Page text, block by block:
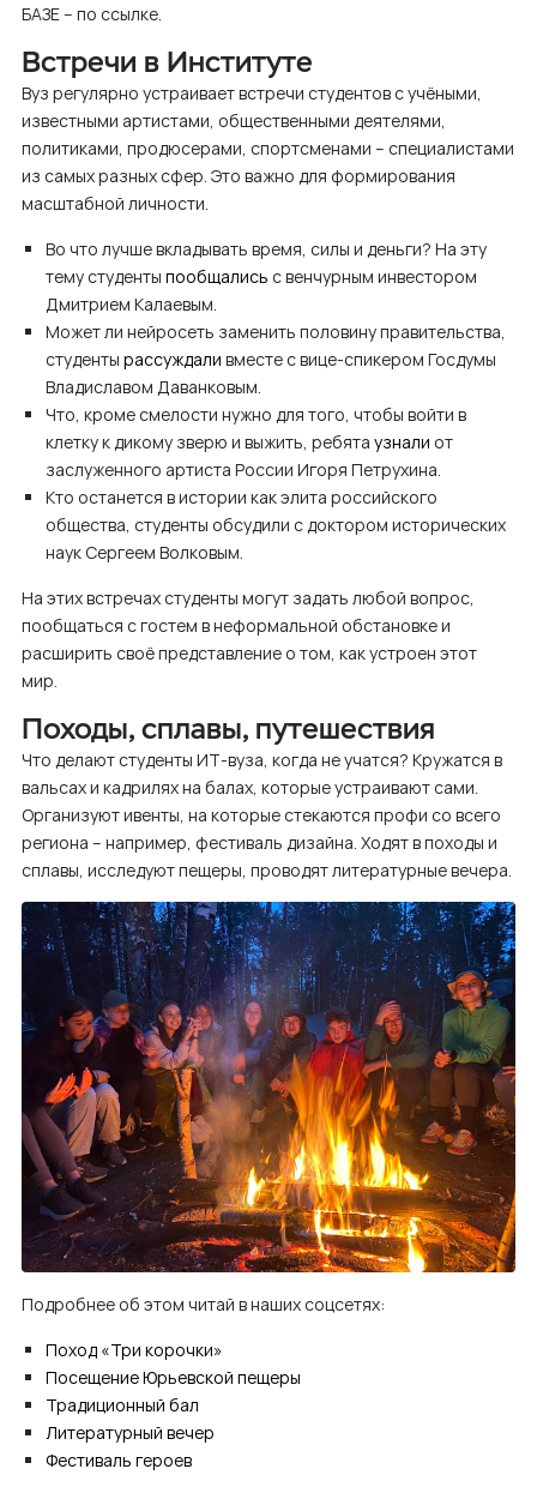
БАЗЕ – по ссылке.
Встречи в Институте
Вуз регулярно устраивает встречи студентов с учёными,
известными артистами, общественными деятелями,
политиками, продюсерами, спортсменами – специалистами
из самых разных сфер. Это важно для формирования
масштабной личности.
Во что лучше вкладывать время, силы и деньги? На эту
тему студенты пообщались с венчурным инвестором
Дмитрием Калаевым.
Может ли нейросеть заменить половину правительства,
студенты рассуждали вместе с вице-спикером Госдумы
Владиславом Даванковым.
Что, кроме смелости нужно для того, чтобы войти в
клетку к дикому зверю и выжить, ребята узнали от
заслуженного артиста России Игоря Петрухина.
Кто останется в истории как элита российского
общества, студенты обсудили с доктором исторических
наук Сергеем Волковым.
На этих встречах студенты могут задать любой вопрос,
пообщаться с гостем в неформальной обстановке и
расширить своё представление о том, как устроен этот
мир.
Походы, сплавы, путешествия
Что делают студенты ИТ-вуза, когда не учатся? Кружатся в
вальсах и кадрилях на балах, которые устраивают сами.
Организуют ивенты, на которые стекаются профи со всего
региона – например, фестиваль дизайна. Ходят в походы и
сплавы, исследуют пещеры, проводят литературные вечера.
Подробнее об этом читай в наших соцсетях:
Поход «Три корочки»
Посещение Юрьевской пещеры
Традиционный бал
Литературный вечер
Фестиваль героев